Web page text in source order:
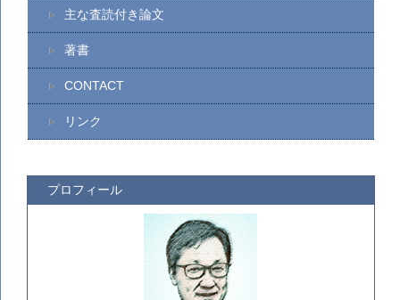
主な査読付き論文
著書
CONTACT
リンク
プロフィール